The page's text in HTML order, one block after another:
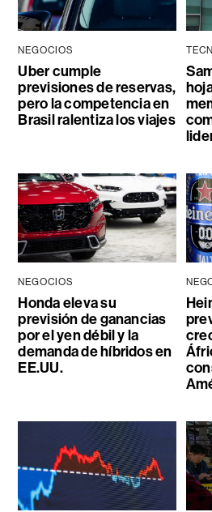
NEGOCIOS
Uber cumple
previsiones de reservas,
pero la competencia en
Brasil ralentiza los viajes
NEGOCIOS
Honda eleva su
previsión de ganancias
por el yen débil y la
demanda de híbridos en
EE.UU.